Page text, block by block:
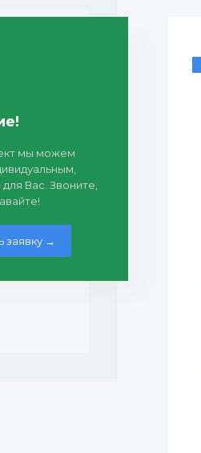
мы можем
Вас. Звоните,
заявку →